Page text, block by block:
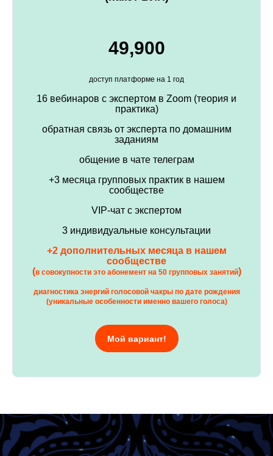
49,900
доступ платформе на 1 год
16 вебинаров с экспертом в Zoom (теория и
практика)
обратная связь от эксперта по домашним
заданиям
общение в чате телеграм
+3 месяца групповых практик в нашем
сообществе
VIP-чат с экспертом
3 индивидуальные консультации
+2 дополнительных месяца в нашем
сообществе
(в совокупности это абонемент на 50 групповых занятий)
диагностика энергий голосовой чакры по дате рождения
(уникальные особенности именно вашего голоса)
Мой вариант!